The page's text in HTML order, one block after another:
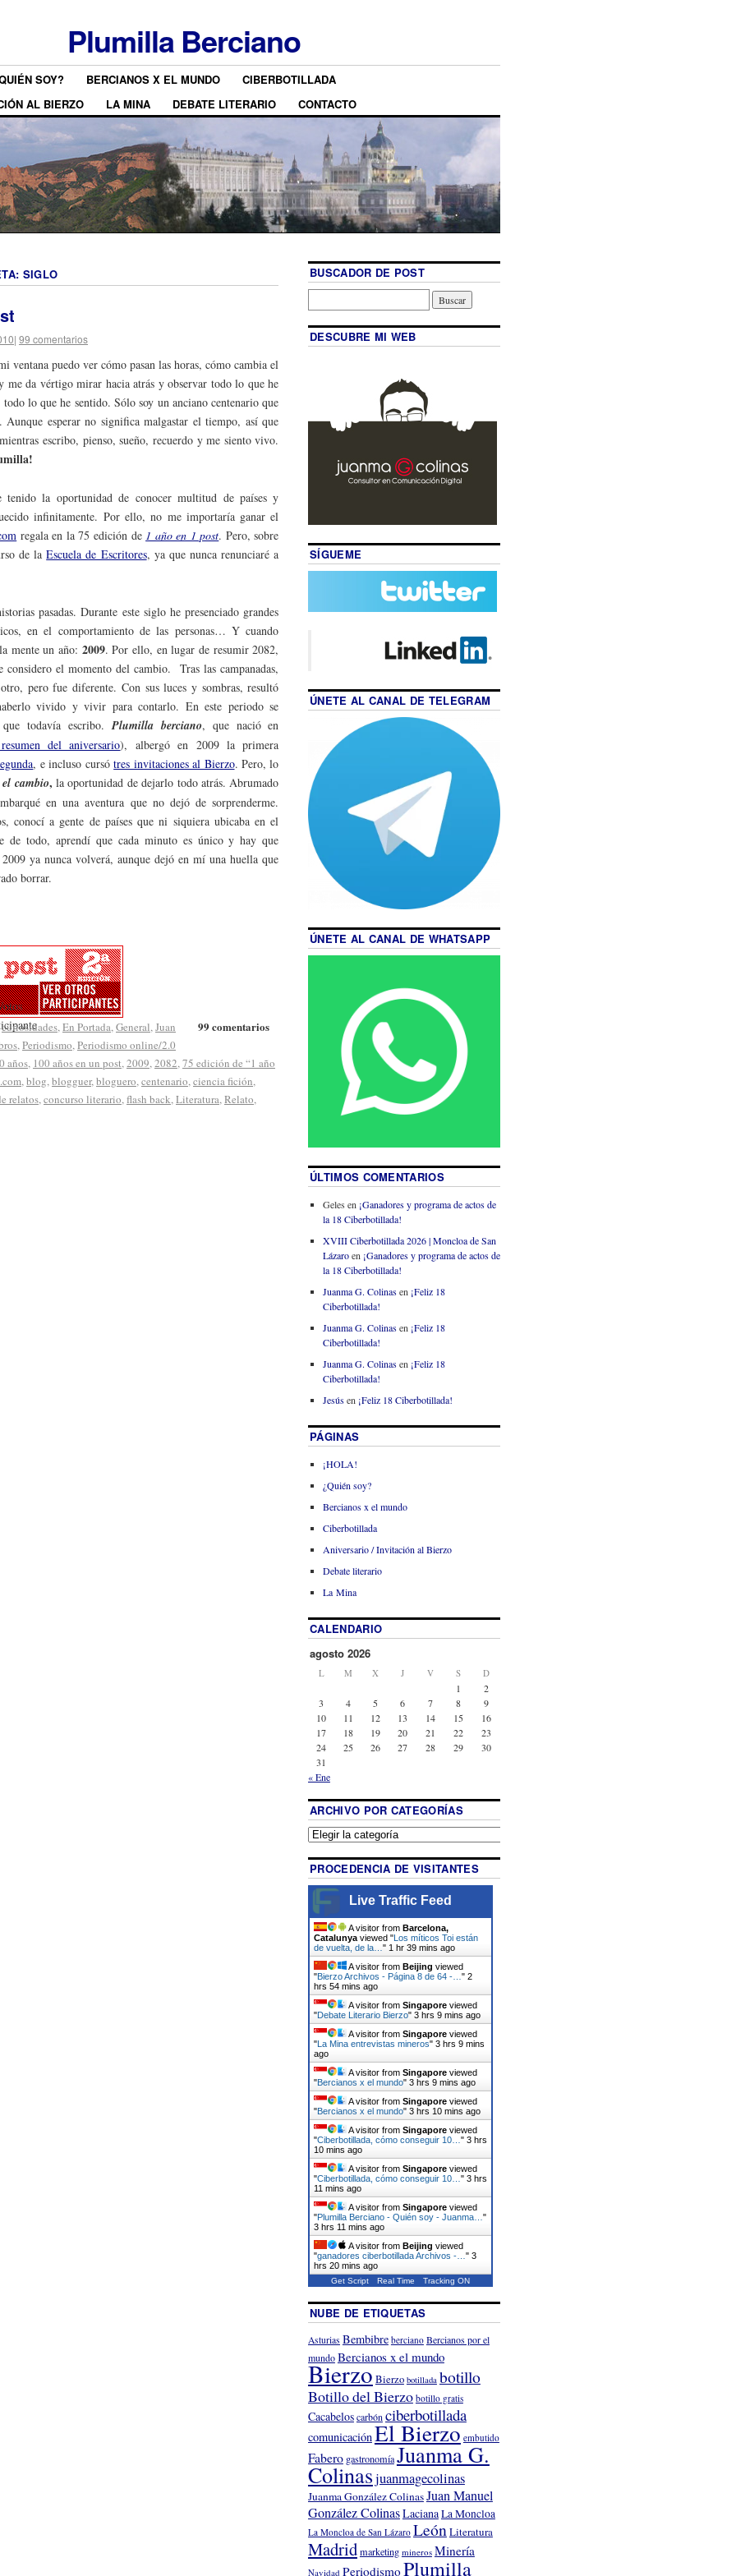
Plumilla Berciano
SOY? BERCIANOS X EL MUNDO
CIBERBOTILLADA
AL BIERZO
LA MINA DEBATE LITERARIO CONTACTO
SIGLO
| 99 comentarios
ventana puedo ver cómo pasan las horas, cómo cambia el
me da vértigo mirar hacia atrás y observar todo lo que he
lo que he sentido. Sólo soy un anciano centenario que
Aunque esperar no significa malgastar el tiempo, así que
escribo, pienso, sueño, recuerdo y me siento vivo.
la oportunidad de conocer multitud de países y
infinitamente. Por ello, no me importaría ganar el
regala en la 75 edición de 1 año en 1 post. Pero, sobre
de laEscuela de Escritores, ya que nunca renunciaré a
pasadas. Durante este siglo he presenciado grandes
en el comportamiento de las personas… Y cuando
mente un año: 2009. Por ello, en lugar de resumir 2082,
considero el momento del cambio. Tras las campanadas,
pero fue diferente. Con sus luces y sombras, resultó
vivido y vivir para contarlo. En este periodo se
todavía escribo.Plumilla berciano, que nació en
del aniversario), albergó en 2009 la primera
, e incluso cursótres invitaciones al Bierzo. Pero, lo
el cambio, la oportunidad de dejarlo todo atrás. Abrumado
en una aventura que no dejó de sorprenderme.
conocí a gente de países que ni siquiera ubicaba en el
de todo, aprendí que cada minuto es único y hay que
ya nunca volverá, aunque dejó en mí una huella que
borrar.
99 comentarios
curiosidades, En Portada, General, Juan
, Periodismo, Periodismo online/2.0
años, 100 años en un post, 2009, 2082, 75 edición de “1 año
, blog, blogguer, bloguero, centenario, ciencia fición,
relatos, concurso literario, flash back, Literatura, Relato,
BUSCADOR DE POST
DESCUBRE MI WEB
SÍGUEME
ÚNETE AL CANAL DE TELEGRAM
ÚNETE AL CANAL DE WHATSAPP
ÚLTIMOS COMENTARIOS
Geles en ¡Ganadores y programa de actos de
la 18 Ciberbotillada!
XVIII Ciberbotillada 2026 | Moncloa de San
Lázaroen ¡Ganadores y programa de actos de
la 18 Ciberbotillada!
Juanma G. Colinasen ¡Feliz 18
Ciberbotillada!
Juanma G. Colinasen ¡Feliz 18
Ciberbotillada!
Juanma G. Colinasen ¡Feliz 18
Ciberbotillada!
Jesúsen ¡Feliz 18 Ciberbotillada!
PÁGINAS
¡HOLA!
¿Quién soy?
Bercianos x el mundo
Ciberbotillada
Aniversario / Invitación al Bierzo
Debate literario
La Mina
CALENDARIO
agosto 2026
L M X J V S D
1
2
3
4 5 6 7 8
9
10
11 12 13 14 15
16
17
18 19 20 21 22
23
24
25 26 27 28 29
30
31
« Ene
ARCHIVO POR CATEGORÍAS
PROCEDENCIA DE VISITANTES
Live Traffic Feed
A visitor from Barcelona,
Catalunyaviewed "Los míticos Toi están
de vuelta, de la… " 1 hr 39 mins ago
A visitor from Beijing viewed
"Bierzo Archivos - Página 8 de 64 -… " 2
hrs 54 mins ago
A visitor from Singaporeviewed
"Debate Literario Bierzo" 3 hrs 9 mins ago
A visitor from Singaporeviewed
"La Mina entrevistas mineros" 3 hrs 9 mins
ago
A visitor from Singaporeviewed
"Bercianos x el mundo" 3 hrs 9 mins ago
A visitor from Singaporeviewed
"Bercianos x el mundo" 3 hrs 10 mins ago
A visitor from Singaporeviewed
"Ciberbotillada, cómo conseguir 10… " 3 hrs
10 mins ago
A visitor from Singaporeviewed
"Ciberbotillada, cómo conseguir 10… " 3 hrs
11 mins ago
A visitor from Singaporeviewed
"Plumilla Berciano - Quién soy - Juanma… "
3 hrs 11 mins ago
A visitor from Beijing viewed
"ganadores ciberbotillada Archivos -… " 3
hrs 20 mins ago
Get Script Real Time Tracking ON
NUBE DE ETIQUETAS
Asturias Bembibre berciano Bercianos por el
mundoBercianos x el mundo
BierzoBierzo botillada botillo
Botillo del Bierzo botillo gratis
Cacabeloscarbón ciberbotillada
comunicaciónEl Bierzo embutido
Fabero gastronomíaJuanma G.
Colinasjuanmagecolinas
Juanma González ColinasJuan Manuel
González ColinasLacianaLa Moncloa
La Moncloa de San Lázaro LeónLiteratura
Madridmarketing mineros Minería
Navidad PeriodismoPlumilla